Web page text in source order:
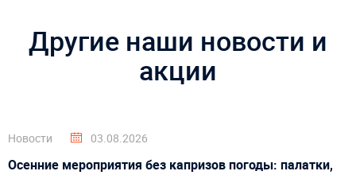
Другие наши новости и
акции
Новости 03.08.2026
Осенние мероприятия без капризов погоды: палатки,